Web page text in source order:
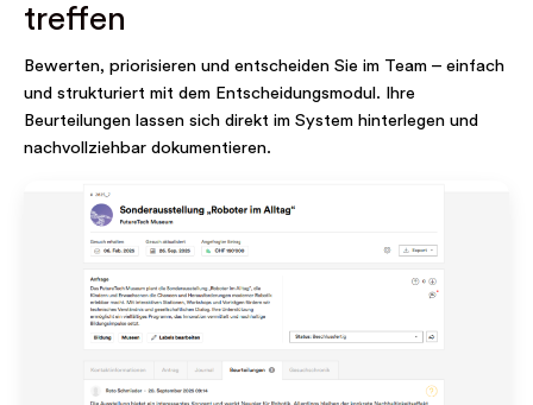
treffen
Bewerten, priorisieren und entscheiden Sie im Team – einfach
und strukturiert mit dem Entscheidungsmodul. Ihre
Beurteilungen lassen sich direkt im System hinterlegen und
nachvollziehbar dokumentieren.